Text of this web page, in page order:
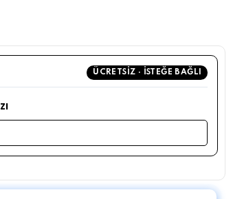
ÜCRETSIZ · İSTEĞE BAĞLI